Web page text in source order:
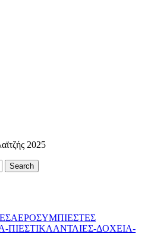
2025
Search
ΑΕΡΟΣΥΜΠΙΕΣΤΕΣ
ΑΝΤΛΙΕΣ-ΔΟΧΕΙΑ-